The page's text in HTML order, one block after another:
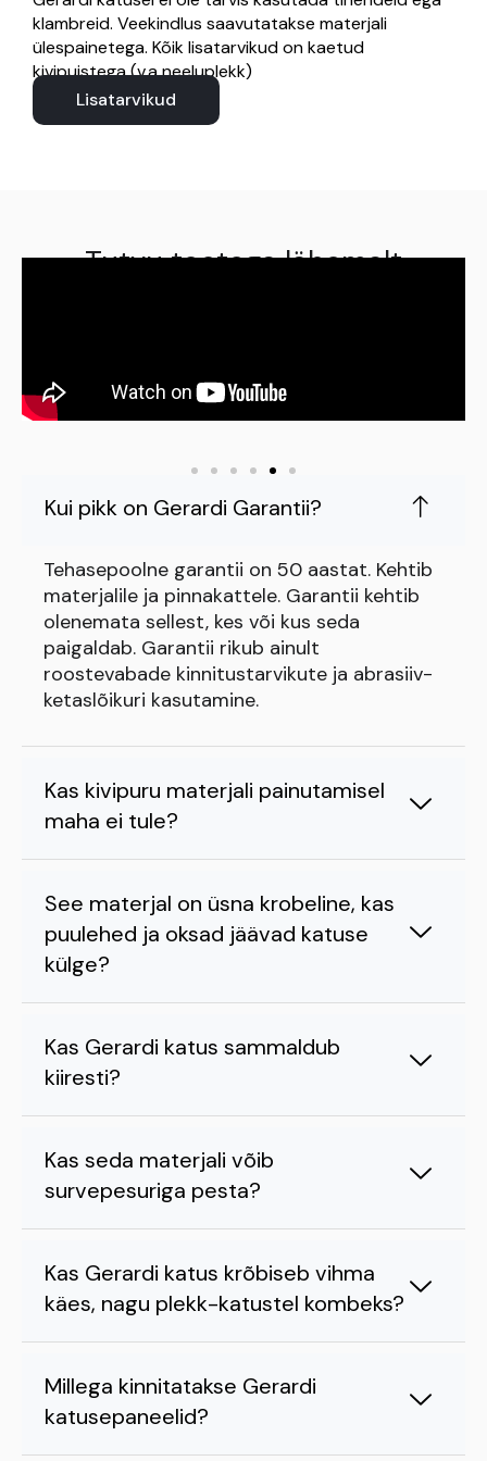
klambreid. Veekindlus saavutatakse materjali
ülespainetega. Kõik lisatarvikud on kaetud
kivipuistega (v.a neeluplekk)
Lisatarvikud
Tutvu tootega lähemalt
Kui pikk on Gerardi Garantii?
Tehasepoolne garantii on 50 aastat. Kehtib
materjalile ja pinnakattele. Garantii kehtib
olenemata sellest, kes või kus seda
paigaldab. Garantii rikub ainult
roostevabade kinnitustarvikute ja abrasiiv-
ketaslõikuri kasutamine.
Kas kivipuru materjali painutamisel
maha ei tule?
See materjal on üsna krobeline, kas
puulehed ja oksad jäävad katuse
külge?
Kas Gerardi katus sammaldub
kiiresti?
Kas seda materjali võib
survepesuriga pesta?
Kas Gerardi katus krõbiseb vihma
käes, nagu plekk-katustel kombeks?
Millega kinnitatakse Gerardi
katusepaneelid?